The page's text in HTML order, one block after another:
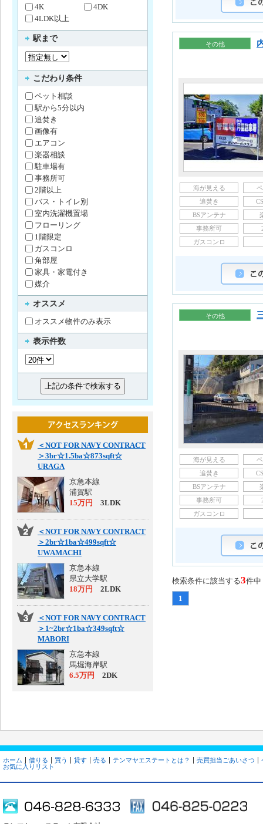
4K
4DK
4LDK以上
駅まで
こだわり条件
ペット相談
駅から5分以内
追焚き
画像有
エアコン
楽器相談
駐車場有
事務所可
2階以上
バス・トイレ別
室内洗濯機置場
フローリング
1階限定
ガスコンロ
角部屋
家具・家電付き
媒介
オススメ
オススメ物件のみ表示
表示件数
＜NOT FOR NAVY CONTRACT
＞3br☆1.5ba☆873sqft☆
URAGA
京急本線
浦賀駅
15万円
3LDK
＜NOT FOR NAVY CONTRACT
＞2br☆1ba☆499sqft☆
UWAMACHI
京急本線
県立大学駅
18万円
2LDK
＜NOT FOR NAVY CONTRACT
＞1~2br☆1ba☆349sqft☆
MABORI
京急本線
馬堀海岸駅
6.5万円
2DK
その他
海が見える
追焚き
BSアンテナ
事務所可
ガスコンロ
その他
海が見える
追焚き
BSアンテナ
事務所可
ガスコンロ
検索条件に該当する3件中
1
ホーム 借りる 買う 貸す 売る テンマヤエステートとは？ 売買担当ごあいさつ
お気に入りリスト